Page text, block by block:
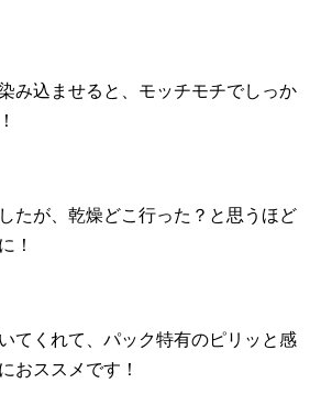
み込ませると、モッチモチでしっか
たが、乾燥どこ行った？と思うほど
！
てくれて、パック特有のピリッと感
おススメです！